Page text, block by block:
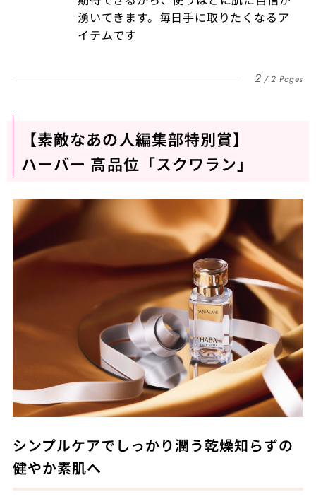
湧いてきます。毎日手に取りたくなるア
イテムです
2 2 Pages
【素敵なあの人編集部特別賞】
ハーバー 高品位「スクワラン」
シンプルケアでしっかり潤う乾燥知らずの
健やか素肌へ